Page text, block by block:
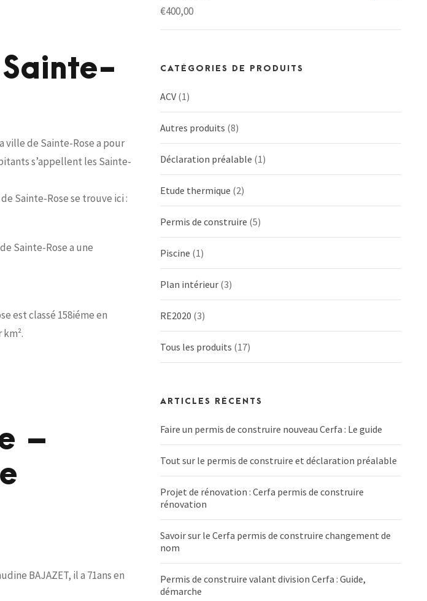
ville de Sainte-Rose a pour
s’appellent les Sainte-
Sainte-Rose se trouve ici :
Sainte-Rose a une
est classé 158iéme en
–
BAJAZET, il a 71ans en
€400,00
CATÉGORIES DE PRODUITS
ACV (1)
Autres produits (8)
Déclaration préalable (1)
Etude thermique (2)
Permis de construire (5)
Piscine (1)
Plan intérieur (3)
RE2020 (3)
Tous les produits (17)
ARTICLES RÉCENTS
Faire un permis de construire nouveau Cerfa : Le guide
Tout sur le permis de construire et déclaration préalable
Projet de rénovation : Cerfa permis de construire
rénovation
Savoir sur le Cerfa permis de construire changement de
nom
Permis de construire valant division Cerfa : Guide,
démarche